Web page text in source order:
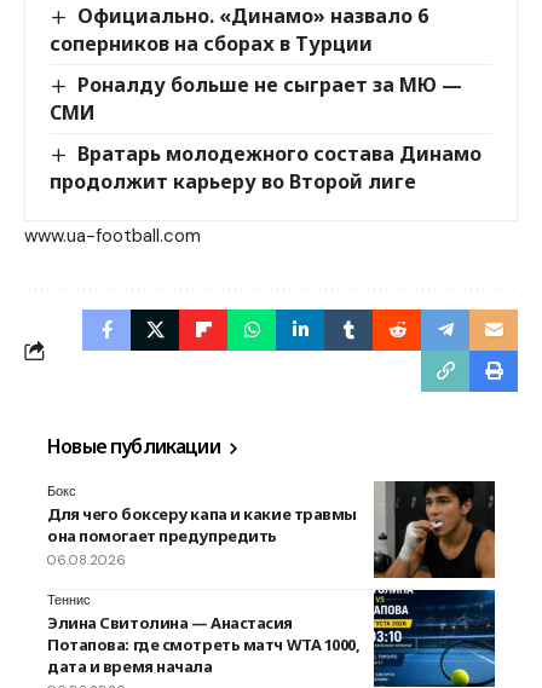
Официально. «Динамо» назвало 6
соперников на сборах в Турции
Роналду больше не сыграет за МЮ —
СМИ
Вратарь молодежного состава Динамо
продолжит карьеру во Второй лиге
www.ua-football.com
Новые публикации
Бокс
Для чего боксеру капа и какие травмы
она помогает предупредить
06.08.2026
Теннис
Элина Свитолина — Анастасия
Потапова: где смотреть матч WTA 1000,
дата и время начала